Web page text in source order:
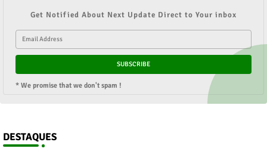
Get Notified About Next Update Direct to Your inbox
* We promise that we don't spam !
DESTAQUES